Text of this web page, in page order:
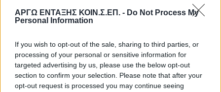
ΑΡΓΩ ΕΝΤΑΞΗΣ ΚΟΙΝ.Σ.ΕΠ. - Do Not Process My
Personal Information
If you wish to opt-out of the sale, sharing to third parties, or
processing of your personal or sensitive information for
targeted advertising by us, please use the below opt-out
section to confirm your selection. Please note that after your
opt-out request is processed you may continue seeing
ΛΟΓΑΡΙΑΣΜΟΣ ΔΩΡΕΩΝ